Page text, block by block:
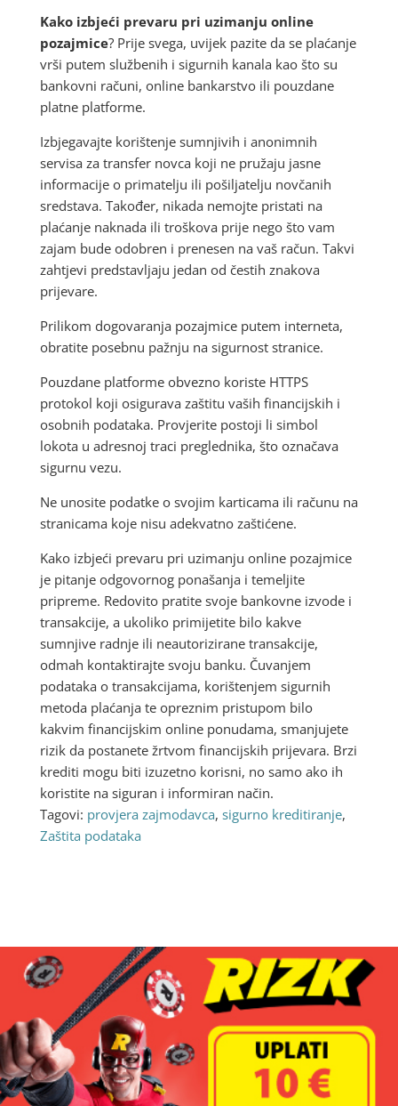
Kako izbjeći prevaru pri uzimanju online
pozajmice? Prije svega, uvijek pazite da se plaćanje
vrši putem službenih i sigurnih kanala kao što su
bankovni računi, online bankarstvo ili pouzdane
platne platforme.
Izbjegavajte korištenje sumnjivih i anonimnih
servisa za transfer novca koji ne pružaju jasne
informacije o primatelju ili pošiljatelju novčanih
sredstava. Također, nikada nemojte pristati na
plaćanje naknada ili troškova prije nego što vam
zajam bude odobren i prenesen na vaš račun. Takvi
zahtjevi predstavljaju jedan od čestih znakova
prijevare.
Prilikom dogovaranja pozajmice putem interneta,
obratite posebnu pažnju na sigurnost stranice.
Pouzdane platforme obvezno koriste HTTPS
protokol koji osigurava zaštitu vaših financijskih i
osobnih podataka. Provjerite postoji li simbol
lokota u adresnoj traci preglednika, što označava
sigurnu vezu.
Ne unosite podatke o svojim karticama ili računu na
stranicama koje nisu adekvatno zaštićene.
Kako izbjeći prevaru pri uzimanju online pozajmice
je pitanje odgovornog ponašanja i temeljite
pripreme. Redovito pratite svoje bankovne izvode i
transakcije, a ukoliko primijetite bilo kakve
sumnjive radnje ili neautorizirane transakcije,
odmah kontaktirajte svoju banku. Čuvanjem
podataka o transakcijama, korištenjem sigurnih
metoda plaćanja te opreznim pristupom bilo
kakvim financijskim online ponudama, smanjujete
rizik da postanete žrtvom financijskih prijevara. Brzi
krediti mogu biti izuzetno korisni, no samo ako ih
koristite na siguran i informiran način.
Tagovi: provjera zajmodavca, sigurno kreditiranje,
Zaštita podataka